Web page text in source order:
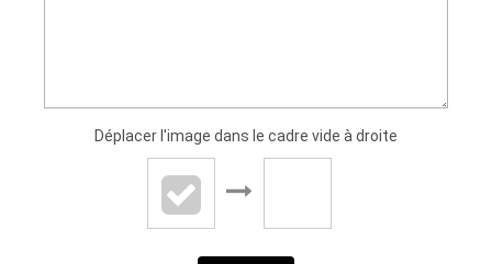
Déplacer l'image dans le cadre vide à droite